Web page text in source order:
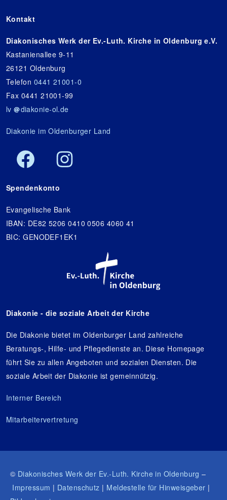
Kontakt
Diakonisches Werk der Ev.-Luth. Kirche in Oldenburg e.V.
Kastanienallee 9-11
26121 Oldenburg
Telefon 0441 21001-0
Fax 0441 21001-99
lv
diakonie-ol.de
Diakonie im Oldenburger Land
Spendenkonto
Evangelische Bank
IBAN: DE82 5206 0410 0506 4060 41
BIC: GENODEF1EK1
Diakonie - die soziale Arbeit der Kirche
Die Diakonie bietet im Oldenburger Land zahlreiche
Beratungs-, Hilfe- und Pflegedienste an. Diese Homepage
führt Sie zu allen Angeboten und sozialen Diensten. Die
soziale Arbeit der Diakonie ist gemeinnützig.
Interner Bereich
Mitarbeitervertretung
© Diakonisches Werk der Ev.-Luth. Kirche in Oldenburg –
Impressum | Datenschutz | Meldestelle für Hinweisgeber |